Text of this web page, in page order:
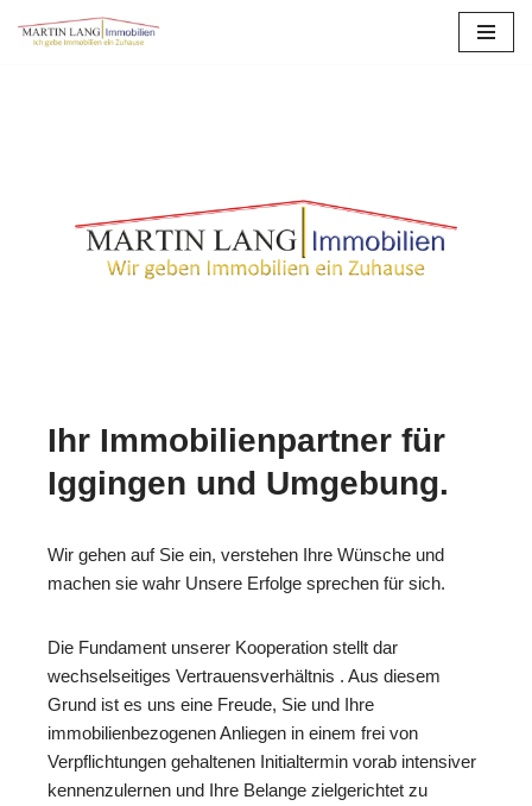
Ihr Immobilienpartner für
Iggingen und Umgebung.
Wir gehen auf Sie ein, verstehen Ihre Wünsche und
machen sie wahr Unsere Erfolge sprechen für sich.
Die Fundament unserer Kooperation stellt dar
wechselseitiges Vertrauensverhältnis . Aus diesem
Grund ist es uns eine Freude, Sie und Ihre
immobilienbezogenen Anliegen in einem frei von
Verpflichtungen gehaltenen Initialtermin vorab intensiver
kennenzulernen und Ihre Belange zielgerichtet zu